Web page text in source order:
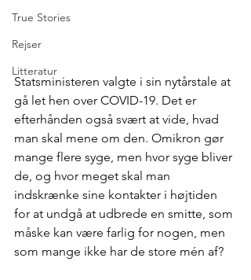
True Stories
Rejser
Litteratur
Statsministeren valgte i sin nytårstale at
gå let hen over COVID-19. Det er
efterhånden også svært at vide, hvad
man skal mene om den. Omikron gør
mange flere syge, men hvor syge bliver
de, og hvor meget skal man
indskrænke sine kontakter i højtiden
for at undgå at udbrede en smitte, som
måske kan være farlig for nogen, men
som mange ikke har de store mén af?